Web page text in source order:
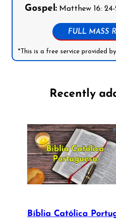
Gospel: Matthew 16:
FULL MASS
*This is a free service provided
Recently
Bíblia Católica